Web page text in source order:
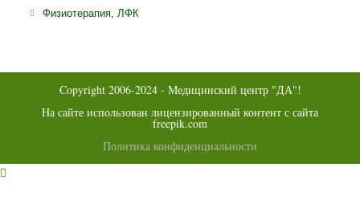
в
Физиотерапия, ЛФК
Copyright 2006-2024 - Медицинский центр "ДА"!
На сайте использован лицензированный контент с сайта
freepik.com
Политика конфиденциальности